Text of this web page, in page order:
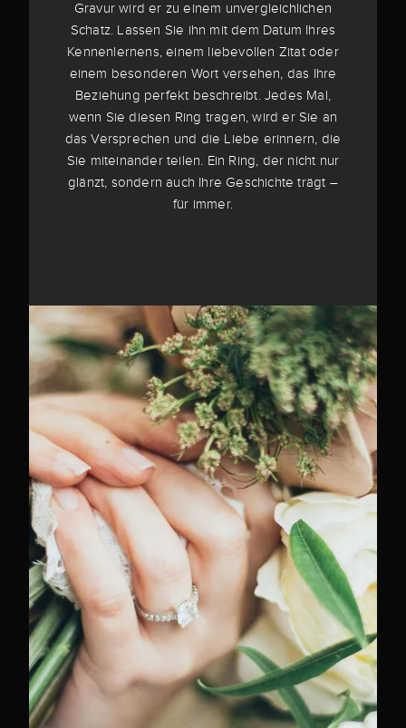
Gravur wird er zu einem unvergleichlichen
Schatz. Lassen Sie ihn mit dem Datum Ihres
Kennenlernens, einem liebevollen Zitat oder
einem besonderen Wort versehen, das Ihre
Beziehung perfekt beschreibt. Jedes Mal,
wenn Sie diesen Ring tragen, wird er Sie an
das Versprechen und die Liebe erinnern, die
Sie miteinander teilen. Ein Ring, der nicht nur
glänzt, sondern auch Ihre Geschichte trägt –
für immer.